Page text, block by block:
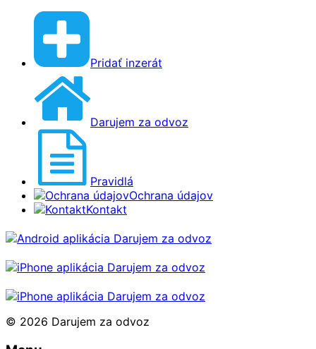
Pridať inzerát
Darujem za odvoz
Pravidlá
Ochrana údajov
Kontakt
© 2026 Darujem za odvoz